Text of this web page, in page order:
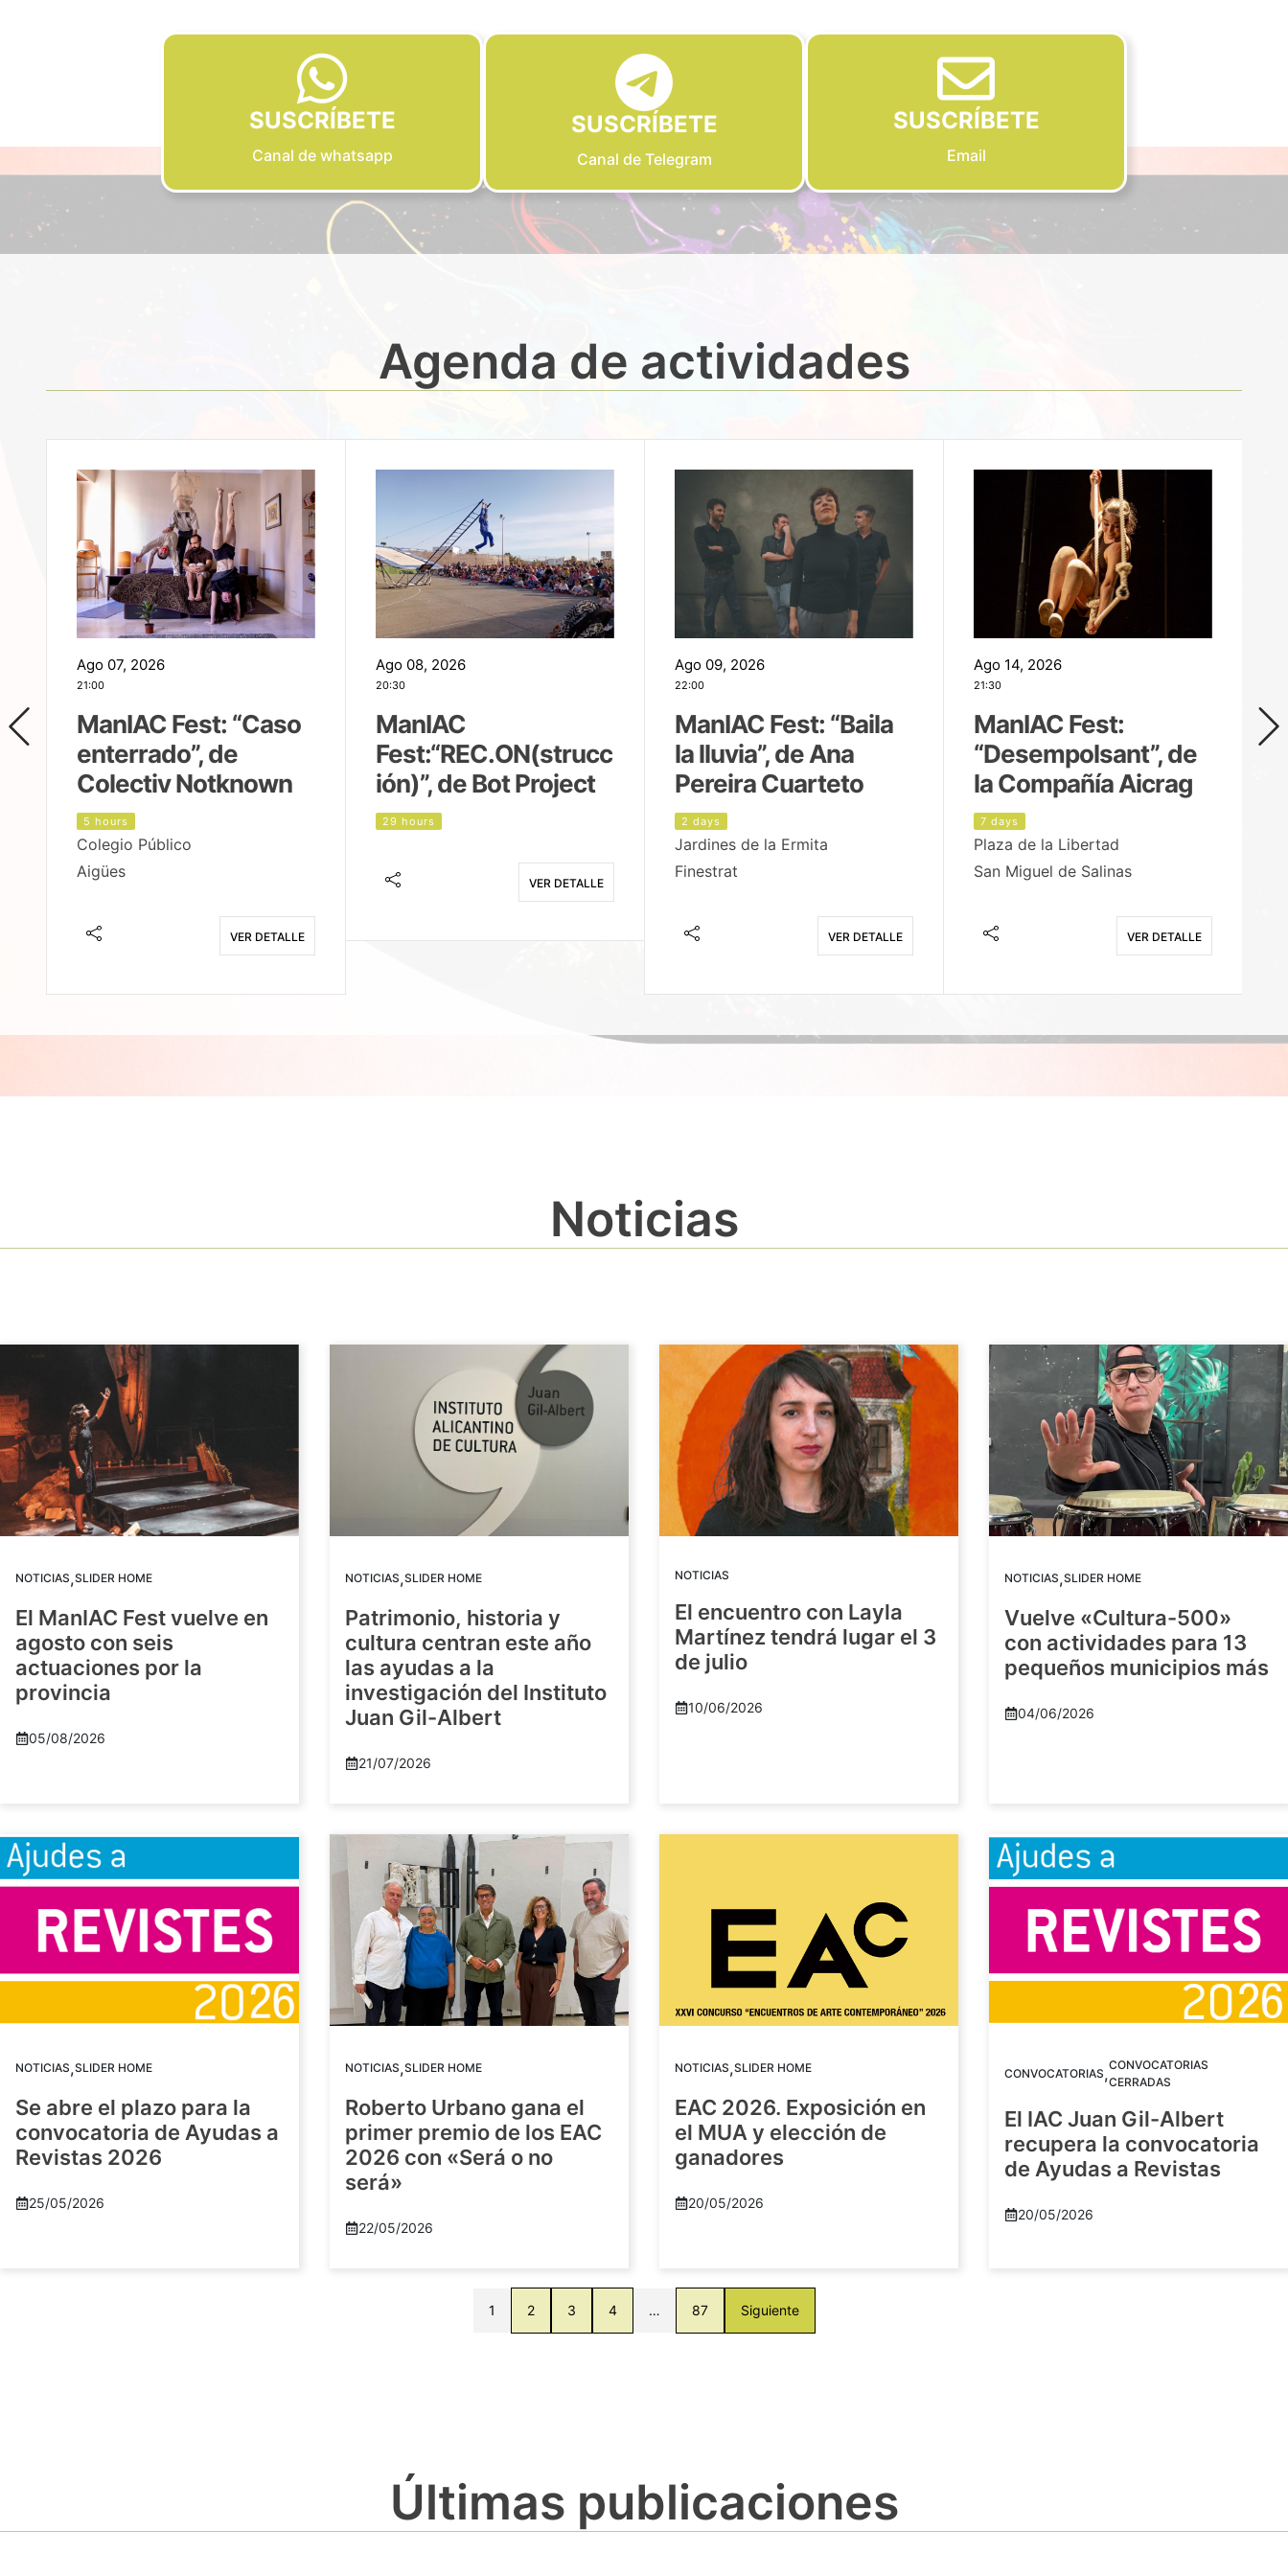
SUSCRÍBETE
Canal de whatsapp
SUSCRÍBETE
Canal de Telegram
SUSCRÍBETE
Email
Agenda de actividades
Ago 07, 2026
21:00
ManIAC Fest: “Caso
enterrado”, de
Colectiv Notknown
5 hours
Colegio Público
Aigües
VER DETALLE
Ago 08, 2026
20:30
ManIAC
Fest:“REC.ON(strucc
ión)”, de Bot Project
29 hours
VER DETALLE
Ago 09, 2026
22:00
ManIAC Fest: “Baila
la lluvia”, de Ana
Pereira Cuarteto
2 days
Jardines de la Ermita
Finestrat
VER DETALLE
Ago 14, 2026
21:30
ManIAC Fest:
“Desempolsant”, de
la Compañía Aicrag
7 days
Plaza de la Libertad
San Miguel de Salinas
VER DETALLE
Noticias
NOTICIAS,SLIDER HOME
El ManIAC Fest vuelve en
agosto con seis
actuaciones por la
provincia
05/08/2026
NOTICIAS,SLIDER HOME
Patrimonio, historia y
cultura centran este año
las ayudas a la
investigación del Instituto
Juan Gil-Albert
21/07/2026
NOTICIAS
El encuentro con Layla
Martínez tendrá lugar el 3
de julio
10/06/2026
NOTICIAS,SLIDER HOME
Vuelve «Cultura-500»
con actividades para 13
pequeños municipios más
04/06/2026
NOTICIAS,SLIDER HOME
Se abre el plazo para la
convocatoria de Ayudas a
Revistas 2026
25/05/2026
NOTICIAS,SLIDER HOME
Roberto Urbano gana el
primer premio de los EAC
2026 con «Será o no
será»
22/05/2026
NOTICIAS,SLIDER HOME
EAC 2026. Exposición en
el MUA y elección de
ganadores
20/05/2026
CONVOCATORIAS,CONVOCATORIAS
CERRADAS
El IAC Juan Gil-Albert
recupera la convocatoria
de Ayudas a Revistas
20/05/2026
1 2 3 4 … 87 Siguiente
Últimas publicaciones